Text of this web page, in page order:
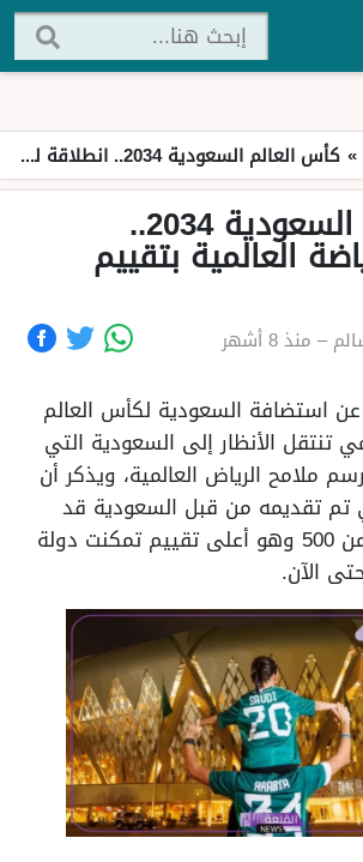
» كأس العالم السعودية 2034.. انطلاقة للرياضة العالمية بتقييم مرتفع
كأس العالم السعودية 2034..
العالمية بتقييم
– منذ 8 أشهر
عن استضافة السعودية لكأس العالم
تنتقل الأنظار إلى السعودية التي
الرياض العالمية، ويذكر أن
تم تقديمه من قبل السعودية قد
حصل على 419.8 من 500 وهو أعلى تقييم تمكنت دولة
الآن.